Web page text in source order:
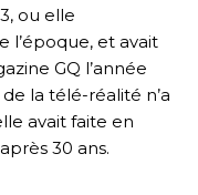
ou elle
l’époque, et avait
GQ l’année
la télé-réalité n’a
avait faite en
30 ans.